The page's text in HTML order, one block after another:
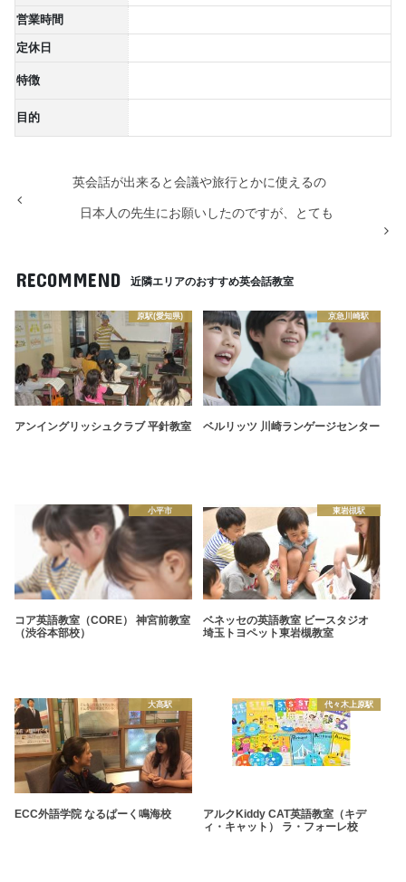
営業時間
定休日
特徴
目的
英会話が出来ると会議や旅行とかに使えるの
日本人の先生にお願いしたのですが、とても
RECOMMEND 近隣エリアのおすすめ英会話教室
原駅(愛知県)
アンイングリッシュクラブ 平針教室
京急川崎駅
ベルリッツ 川崎ランゲージセンター
小平市
コア英語教室（CORE） 神宮前教室
（渋谷本部校）
東岩槻駅
ベネッセの英語教室 ビースタジオ
埼玉トヨペット東岩槻教室
大高駅
ECC外語学院 なるぱーく鳴海校
代々木上原駅
アルクKiddy CAT英語教室（キデ
ィ・キャット） ラ・フォーレ校